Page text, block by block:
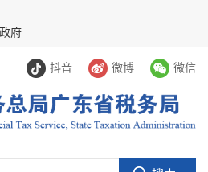
府
抖音 微博 微信